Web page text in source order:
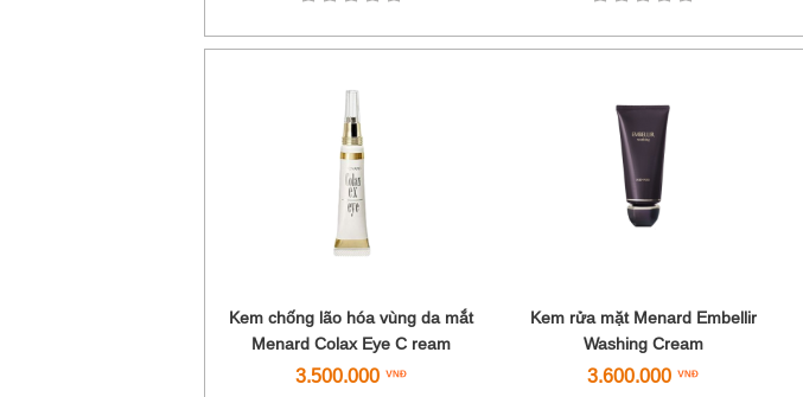
Kem chống lão hóa vùng da mắt
Menard Colax Eye C ream
3.500.000
Kem rửa mặt Menard Embellir
Washing Cream
3.600.000